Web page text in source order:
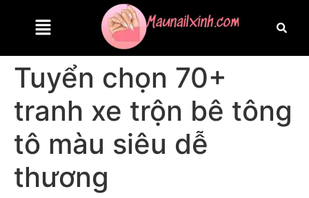
Tuyển chọn 70+
tranh xe trộn bê tông
tô màu siêu dễ
thương